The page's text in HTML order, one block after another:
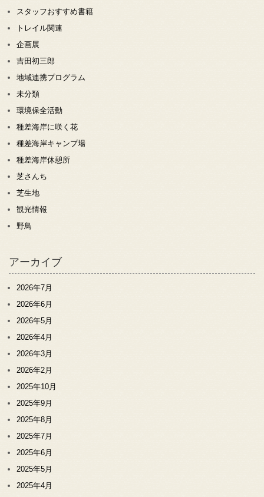
スタッフおすすめ書籍
トレイル関連
企画展
吉田初三郎
地域連携プログラム
未分類
環境保全活動
種差海岸に咲く花
種差海岸キャンプ場
種差海岸休憩所
芝さんち
芝生地
観光情報
野鳥
アーカイブ
2026年7月
2026年6月
2026年5月
2026年4月
2026年3月
2026年2月
2025年10月
2025年9月
2025年8月
2025年7月
2025年6月
2025年5月
2025年4月